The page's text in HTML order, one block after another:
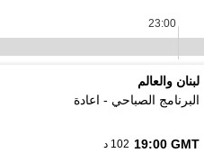
23:00
لبنان والعالم
البرنامج الصباحي - اعادة
19:00 GMT 102 د